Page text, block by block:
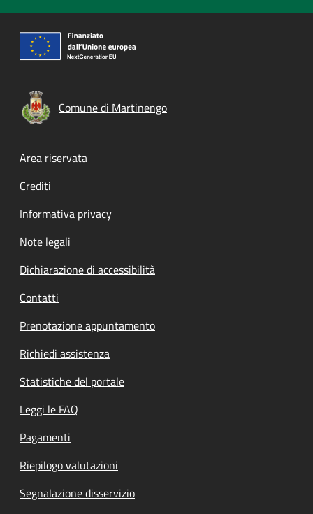
Comune di Martinengo
Footer menu
Area riservata
Crediti
Informativa privacy
Note legali
Dichiarazione di accessibilità
Contatti
Prenotazione appuntamento
Richiedi assistenza
Statistiche del portale
Leggi le FAQ
Pagamenti
Riepilogo valutazioni
Segnalazione disservizio